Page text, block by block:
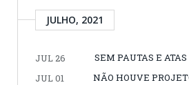
JULHO, 2021
JUL 26
SEM PAUTAS E
JUL 01
NÃO HOUVE